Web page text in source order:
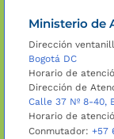
Ministerio de
Dirección
Bogotá DC
Horario de
Dirección de
Calle 37 Nº 8-40,
Horario de
Conmutador: +57